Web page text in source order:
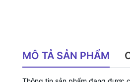
MÔ TẢ SẢN PHẨM